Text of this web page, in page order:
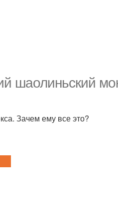
шаолиньский
Зачем ему все это?